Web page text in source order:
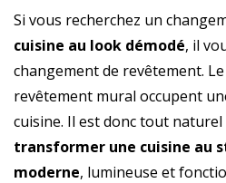
Si vous recherchez un
cuisine au look démodé, il
changement de revêtement.
revêtement mural occupent
cuisine. Il est donc tout
transformer une cuisine au
moderne, lumineuse et